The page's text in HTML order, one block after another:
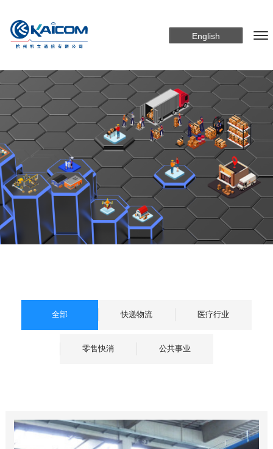
English
全部 快递物流 医疗行业
零售快消 公共事业